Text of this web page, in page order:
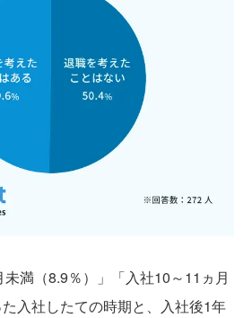
満（8.9％）」「入社10～11ヵ月
入社したての時期と、入社後1年